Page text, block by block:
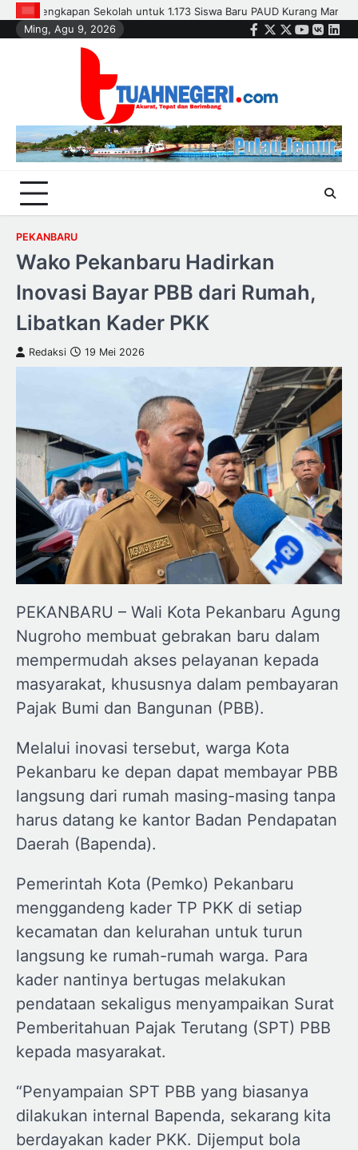
Skip
to
Polsek Kandis dan Petani Bersinergi, Jaga Jagung Tetap
Ming, Agu 9, 2026
Facebook
Twitter
Instagram
Youtube
VK
PEKANBARU
Wako Pekanbaru Hadirkan
Inovasi Bayar PBB dari Rumah,
Libatkan Kader PKK
Redaksi 19 Mei 2026
PEKANBARU – Wali Kota Pekanbaru Agung
Nugroho membuat gebrakan baru dalam
mempermudah akses pelayanan kepada
masyarakat, khususnya dalam pembayaran
Pajak Bumi dan Bangunan (PBB).
Melalui inovasi tersebut, warga Kota
Pekanbaru ke depan dapat membayar PBB
langsung dari rumah masing-masing tanpa
harus datang ke kantor Badan Pendapatan
Daerah (Bapenda).
Pemerintah Kota (Pemko) Pekanbaru
menggandeng kader TP PKK di setiap
kecamatan dan kelurahan untuk turun
langsung ke rumah-rumah warga. Para
kader nantinya bertugas melakukan
pendataan sekaligus menyampaikan Surat
Pemberitahuan Pajak Terutang (SPT) PBB
kepada masyarakat.
“Penyampaian SPT PBB yang biasanya
dilakukan internal Bapenda, sekarang kita
berdayakan kader PKK. Dijemput bola